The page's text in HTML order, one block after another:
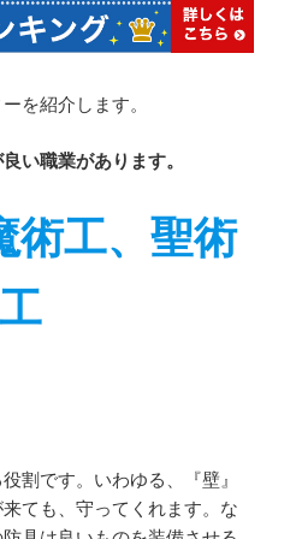
を紹介します。
い職業があります。
術工、聖術
工
割です。いわゆる、『壁』
ても、守ってくれます。な